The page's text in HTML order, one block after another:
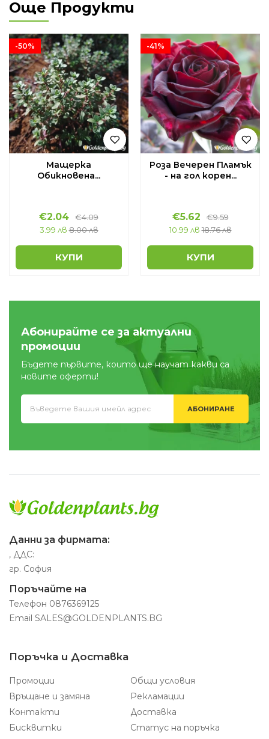
Още Продукти
-50%
Мащерка
Обикновена...
€2.04 €4.09
3.99 лв 8.00 лв
КУПИ
-41%
Роза Вечерен Пламък
- на гол корен...
€5.62 €9.59
10.99 лв 18.76 лв
КУПИ
Абонирайте се за актуални
промоции
Бъдете първите, които ще научат какви са
новите оферти!
АБОНИРАНЕ
Данни за фирмата:
, ДДС:
гр. София
Поръчайте на
Телефон 0876369125
Email SALES@GOLDENPLANTS.BG
Поръчка и Доставка
Промоции
Общи условия
Връщане и замяна
Рекламации
Контакти
Доставка
Бисквитки
Статус на поръчка